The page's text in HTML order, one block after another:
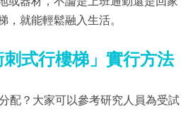
，就能輕鬆融入生活。
式行樓梯」實行方法
配？大家可以參考研究人員為受試